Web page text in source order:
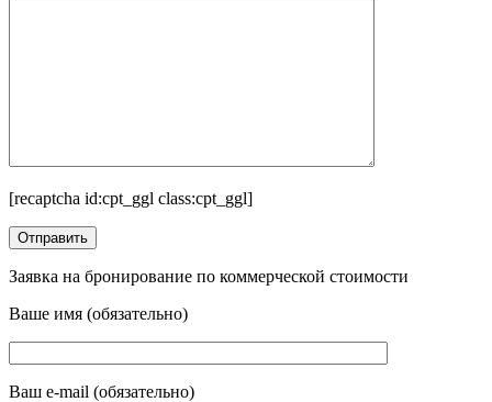
[recaptcha id:cpt_ggl class:cpt_ggl]
Заявка на бронирование по коммерческой стоимости
Ваше имя (обязательно)
Ваш e-mail (обязательно)